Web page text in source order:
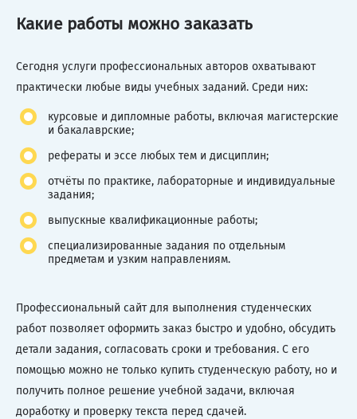
Какие работы можно заказать
Сегодня услуги профессиональных авторов охватывают
практически любые виды учебных заданий. Среди них:
курсовые и дипломные работы, включая магистерские
и бакалаврские;
рефераты и эссе любых тем и дисциплин;
отчёты по практике, лабораторные и индивидуальные
задания;
выпускные квалификационные работы;
специализированные задания по отдельным
предметам и узким направлениям.
Профессиональный сайт для выполнения студенческих
работ позволяет оформить заказ быстро и удобно, обсудить
детали задания, согласовать сроки и требования. С его
помощью можно не только купить студенческую работу, но и
получить полное решение учебной задачи, включая
доработку и проверку текста перед сдачей.